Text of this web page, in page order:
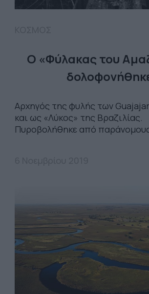
Ο «Φύλακας του
Aρχηγός της φυλής των
και ως «Λύκος» της Βραζιλίας.
Πυροβολήθηκε από